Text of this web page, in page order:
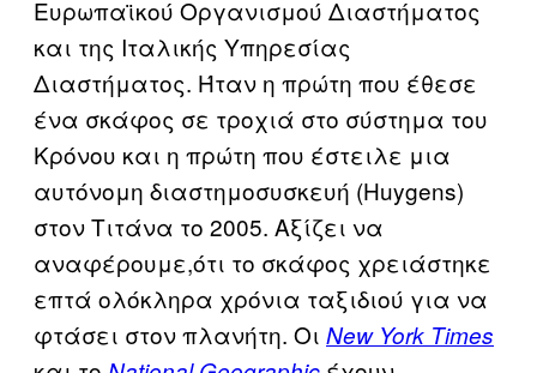
Ευρωπαϊκού Οργανισμού Διαστήματος
και της Ιταλικής Υπηρεσίας
Διαστήματος. Ήταν η πρώτη που έθεσε
ένα σκάφος σε τροχιά στο σύστημα του
Κρόνου και η πρώτη που έστειλε μια
αυτόνομη διαστημοσυσκευή (Huygens)
στον Τιτάνα το 2005. Αξίζει να
αναφέρουμε,ότι το σκάφος χρειάστηκε
επτά ολόκληρα χρόνια ταξιδιού για να
φτάσει στον πλανήτη. Οι New York Times